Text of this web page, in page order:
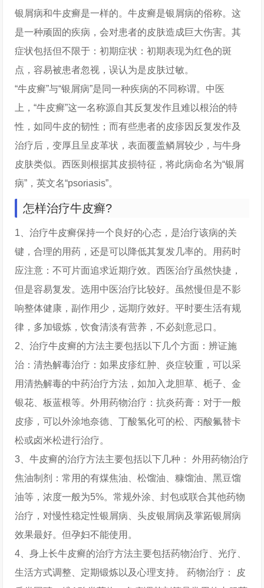
银屑病和牛皮癣是一样的。牛皮癣是银屑病的俗称。这
是一种顽固的疾病，会对患者的皮肤造成巨大伤害。其
症状包括但不限于：初期症状：初期表现为红色的斑
点，容易被患者忽视，误认为是皮肤过敏。
“牛皮癣”与“银屑病”是同一种疾病的不同称谓。中医
上，“牛皮癣”这一名称源自其反复发作且难以根治的特
性，如同牛皮的韧性；而有些患者的皮疹因反复发作及
治疗后，变厚且呈皮革状，表面覆盖鳞屑较少，与牛身
皮肤类似。西医则根据其皮损特征，将此病命名为“银屑
病”，英文名“psoriasis”。
怎样治疗牛皮癣?
1、治疗牛皮癣保持一个良好的心态，是治疗该病的关
键，合理的用药，还是可以降低其复发几率的。用药时
应注意：不可片面追求近期疗效。西医治疗虽然快捷，
但是容易复发。选用中医治疗比较好。虽然慢但是不影
响整体健康，副作用少，远期疗效好。平时要生活有规
律，多加锻炼，饮食清淡有营养，不必刻意忌口。
2、治疗牛皮癣的方法主要包括以下几个方面：辨证施
治：清热解毒治疗：如果皮疹红肿、炎症较重，可以采
用清热解毒的中药治疗方法，如加入龙胆草、栀子、金
银花、板蓝根等。外用药物治疗：抗炎药膏：对于一般
皮疹，可以外涂地奈德、丁酸氢化可的松、丙酸氟替卡
松或卤米松进行治疗。
3、牛皮癣的治疗方法主要包括以下几种： 外用药物治疗
焦油制剂：常用的有煤焦油、松馏油、糠馏油、黑豆馏
油等，浓度一般为5%。常规外涂、封包或联合其他药物
治疗，对慢性稳定性银屑病、头皮银屑病及掌跖银屑病
效果最好。但孕妇不能使用。
4、身上长牛皮癣的治疗方法主要包括药物治疗、光疗、
生活方式调整、定期锻炼以及心理支持。 药物治疗： 皮